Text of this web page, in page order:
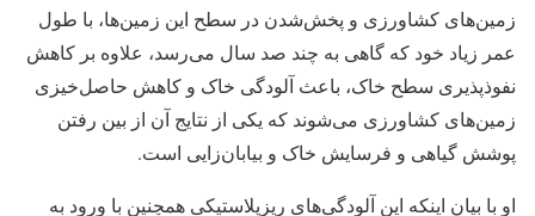
زمین‌های کشاورزی و پخش‌شدن در سطح این زمین‌ها، با طول
عمر زیاد خود که گاهی به چند صد سال می‌رسد، علاوه بر کاهش
نفوذپذیری سطح خاک، باعث آلودگی خاک و کاهش حاصل‌خیزی
زمین‌های کشاورزی می‌شوند که یکی از نتایج آن از بین رفتن
پوشش گیاهی و فرسایش خاک و بیابان‌زایی است.
او با بیان اینکه این آلودگی‌های ریزپلاستیکی همچنین با ورود به